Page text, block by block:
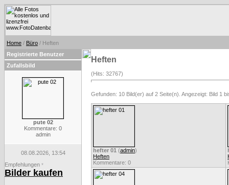
Home / Büro / Heften
Registrierte Benutzer
Zufallsbild
pute 02
Kommentare: 0
admin
08.08.2026, 13:54
Empfehlungen *
Bilder kaufen
Heften
(Hits: 32767)
Gefunden: 10 Bild(er) auf 2 Seite(n). Angezeigt: Bild 1
hefter 01 (admin)
Heften
Kommentare: 0